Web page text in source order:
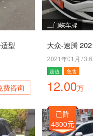
型
费咨询
三门峡车牌
大众-速腾
2021年01月 /
超值 急售
12.00万
已降
4800元